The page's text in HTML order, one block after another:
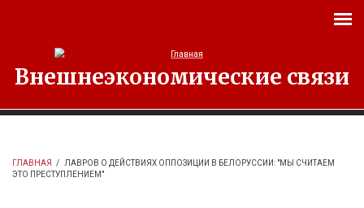
Внешнеэкономические связи
ГЛАВНАЯ /
ЛАВРОВ О ДЕЙСТВИЯХ ОППОЗИЦИИ В БЕЛОРУССИИ: "МЫ СЧИТАЕМ
ЭТО ПРЕСТУПЛЕНИЕМ"